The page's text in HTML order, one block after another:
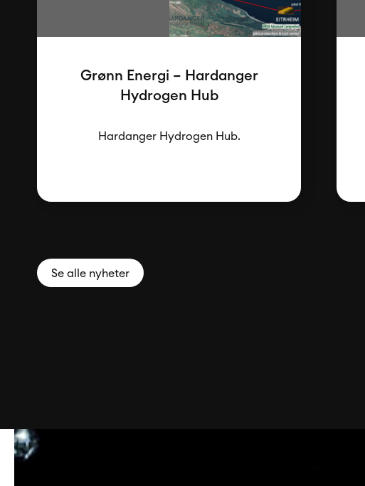
Grønn Energi – Hardanger
Hydrogen Hub
Hardanger Hydrogen Hub.
Se alle nyheter